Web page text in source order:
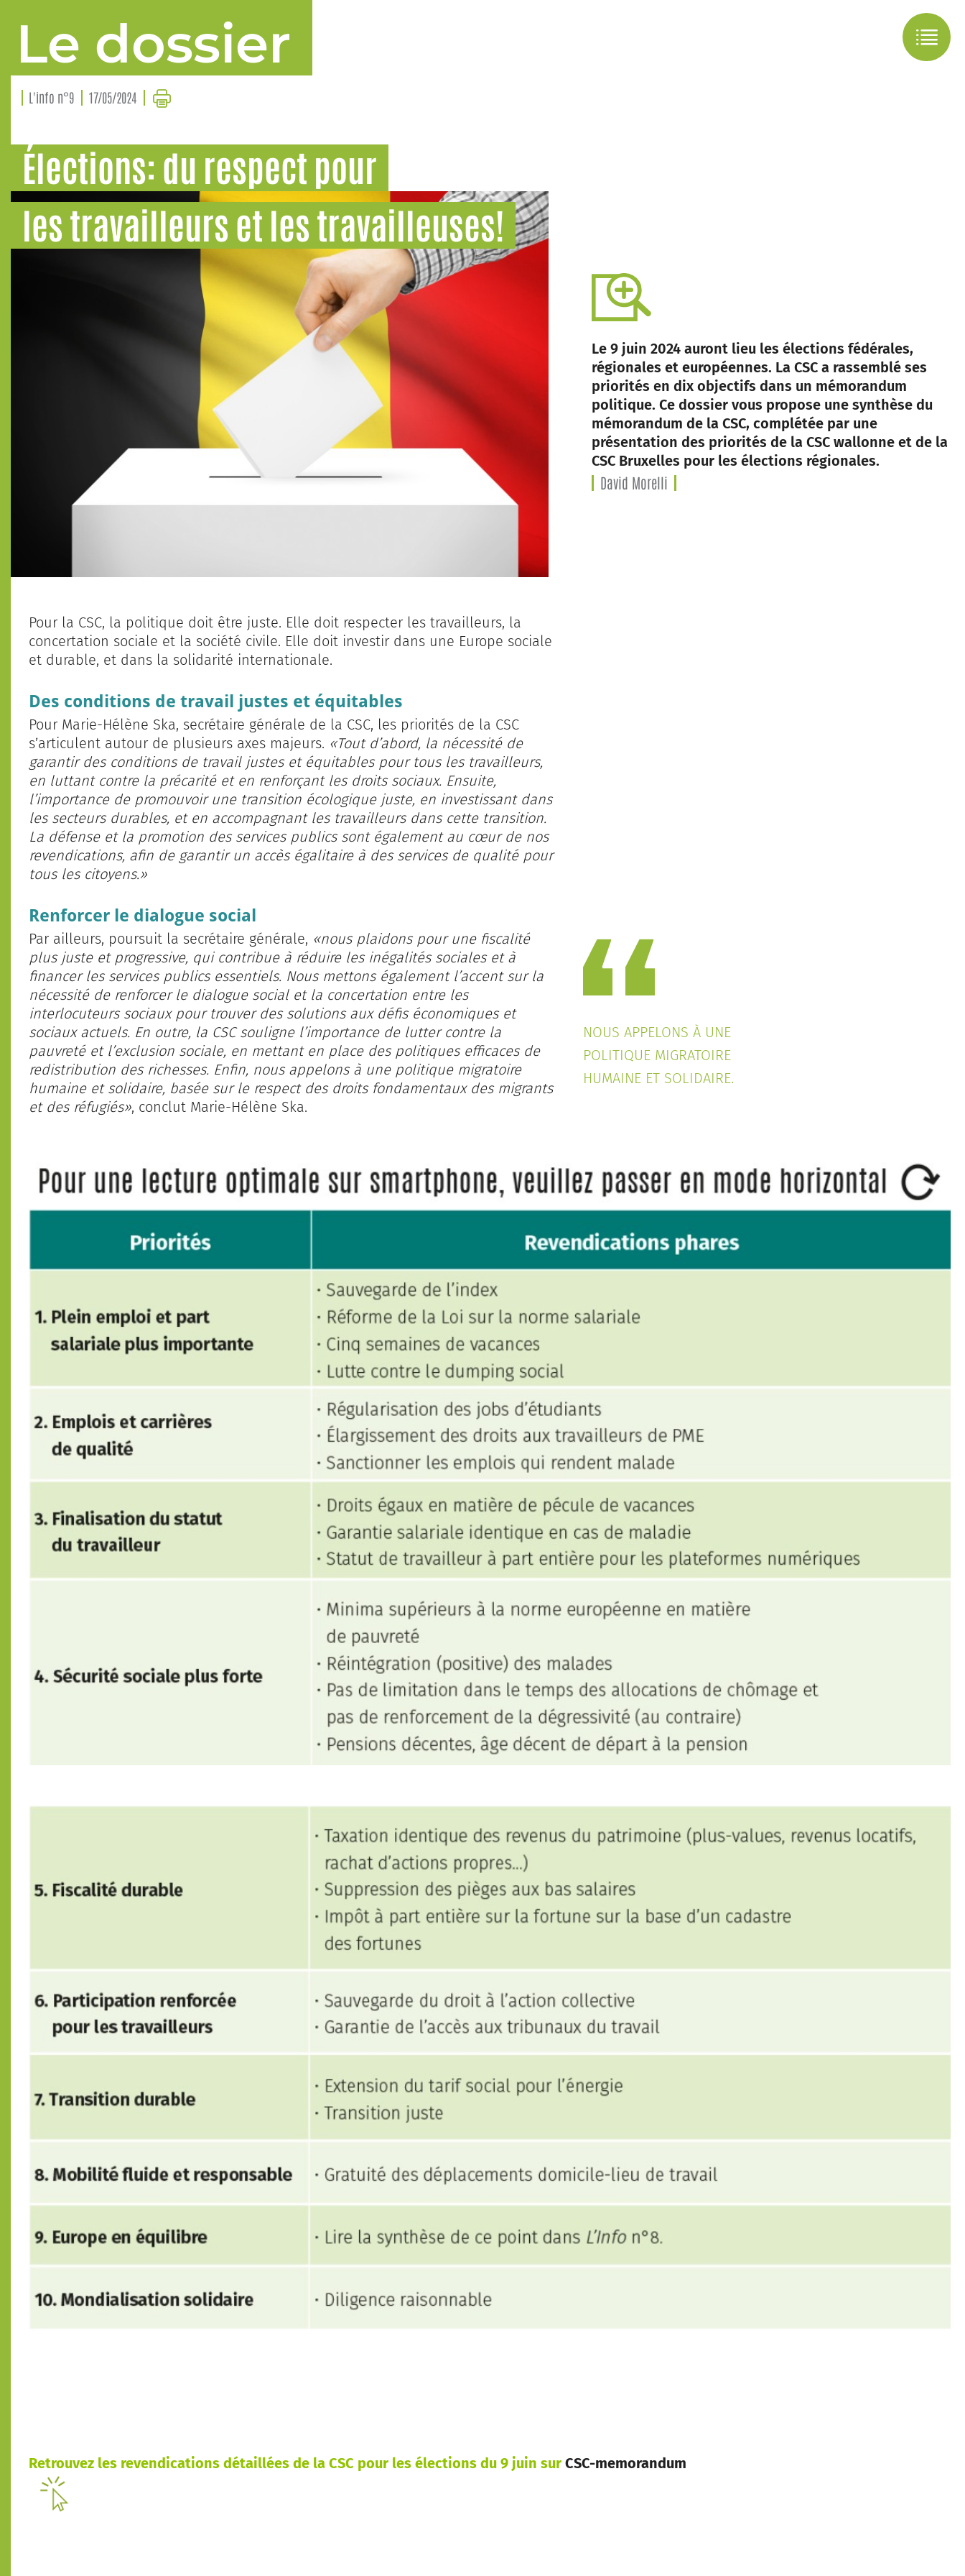
Le dossier
L'info n°9 17/05/2024
Élections: du respect pour
les travailleurs et les travailleuses!
Le 9 juin 2024 auront lieu les élections fédérales,
régionales et européennes. La CSC a rassemblé ses
priorités en dix objectifs dans un mémorandum
politique. Ce dossier vous propose une synthèse du
mémorandum de la CSC, complétée par une
présentation des priorités de la CSC wallonne et de la
CSC Bruxelles pour les élections régionales.
David Morelli
Pour la CSC, la politique doit être juste. Elle doit respecter les travailleurs, la
concertation sociale et la société civile. Elle doit investir dans une Europe sociale
et durable, et dans la solidarité internationale.
Des conditions de travail justes et équitables
Pour Marie-Hélène Ska, secrétaire générale de la CSC, les priorités de la CSC
s’articulent autour de plusieurs axes majeurs. «Tout d’abord, la nécessité de
garantir des conditions de travail justes et équitables pour tous les travailleurs,
en luttant contre la précarité et en renforçant les droits sociaux. Ensuite,
l’importance de promouvoir une transition écologique juste, en investissant dans
les secteurs durables, et en accompagnant les travailleurs dans cette transition.
La défense et la promotion des services publics sont également au cœur de nos
revendications, afin de garantir un accès égalitaire à des services de qualité pour
tous les citoyens.»
Renforcer le dialogue social
Par ailleurs, poursuit la secrétaire générale, «nous plaidons pour une fiscalité
plus juste et progressive, qui contribue à réduire les inégalités sociales et à
financer les services publics essentiels. Nous mettons également l’accent sur la
nécessité de renforcer le dialogue social et la concertation entre les
interlocuteurs sociaux pour trouver des solutions aux défis économiques et
sociaux actuels. En outre, la CSC souligne l’importance de lutter contre la
pauvreté et l’exclusion sociale, en mettant en place des politiques efficaces de
redistribution des richesses. Enfin, nous appelons à une politique migratoire
humaine et solidaire, basée sur le respect des droits fondamentaux des migrants
et des réfugiés», conclut Marie-Hélène Ska.
NOUS APPELONS À UNE
POLITIQUE MIGRATOIRE
HUMAINE ET SOLIDAIRE.
Retrouvez les revendications détaillées de la CSC pour les élections du 9 juin sur CSC-memorandum